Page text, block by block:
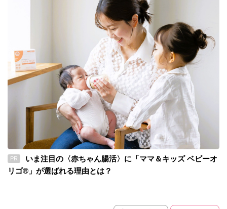
PR
いま注目の〈赤ちゃん腸活〉に「ママ＆キッズ ベビーオ
リゴ®」が選ばれる理由とは？